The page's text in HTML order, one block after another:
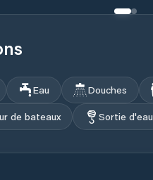
Eau Douches
de bateaux
Sortie d'eau